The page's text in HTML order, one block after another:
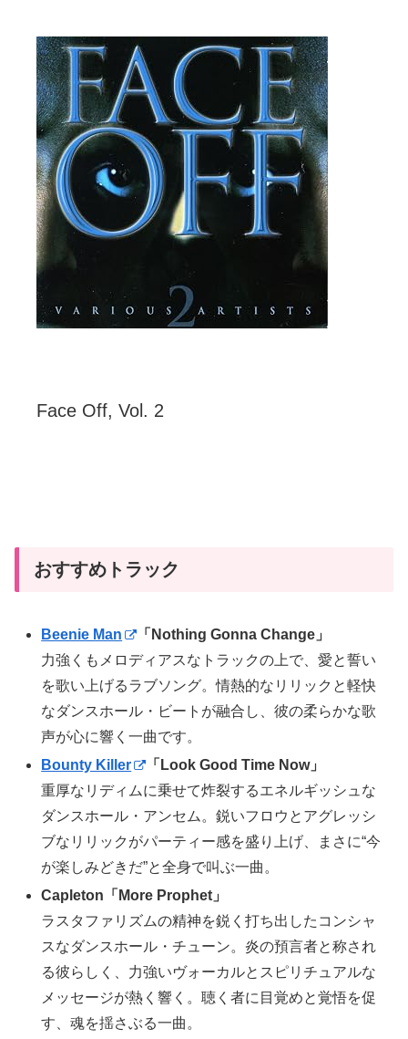
Face Off, Vol. 2
おすすめトラック
Beenie Man 「 Nothing Gonna Change 」
力強くもメロディアスなトラックの上で、愛と誓い
を歌い上げるラブソング。情熱的なリリックと軽快
なダンスホール・ビートが融合し、彼の柔らかな歌
声が心に響く一曲です。
Bounty Killer
「 Look Good Time Now」
重厚なリディムに乗せて炸裂するエネルギッシュな
ダンスホール・アンセム。鋭いフロウとアグレッシ
ブなリリックがパーティー感を盛り上げ、まさに“今
が楽しみどきだ”と全身で叫ぶ一曲。
Capleton「 More Prophet 」
ラスタファリズムの精神を鋭く打ち出したコンシャ
スなダンスホール・チューン。炎の預言者と称され
る彼らしく、力強いヴォーカルとスピリチュアルな
メッセージが熱く響く。聴く者に目覚めと覚悟を促
す、魂を揺さぶる一曲。